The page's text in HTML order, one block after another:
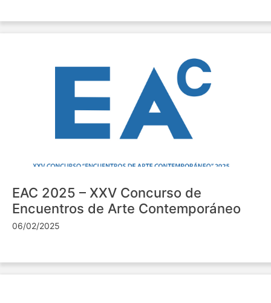
EAC 2025 – XXV Concurso de
Encuentros de Arte Contemporáneo
06/02/2025